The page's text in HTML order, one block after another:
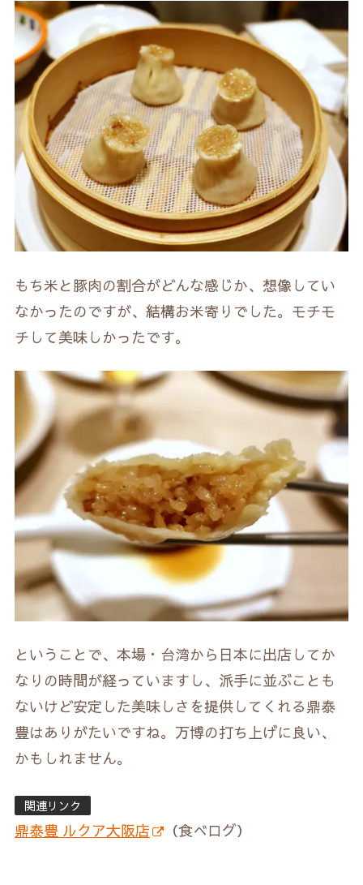
もち米と豚肉の割合がどんな感じか、想像してい
なかったのですが、結構お米寄りでした。モチモ
チして美味しかったです。
ということで、本場・台湾から日本に出店してか
なりの時間が経っていますし、派手に並ぶことも
ないけど安定した美味しさを提供してくれる鼎泰
豊はありがたいですね。万博の打ち上げに良い、
かもしれません。
関連リンク
鼎泰豊 ルクア大阪店 （食べログ）